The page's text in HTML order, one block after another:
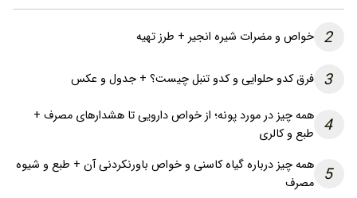
2 خواص و مضرات شیره انجیر + طرز تهیه
3 فرق کدو حلوایی و کدو تنبل چیست؟ + جدول و عکس
4 همه چیز در مورد پونه؛ از خواص دارویی تا هشدارهای مصرف +
طبع و کالری
5
همه چیز درباره گیاه کاسنی و خواص باورنکردنی آن + طبع و شیوه
مصرف